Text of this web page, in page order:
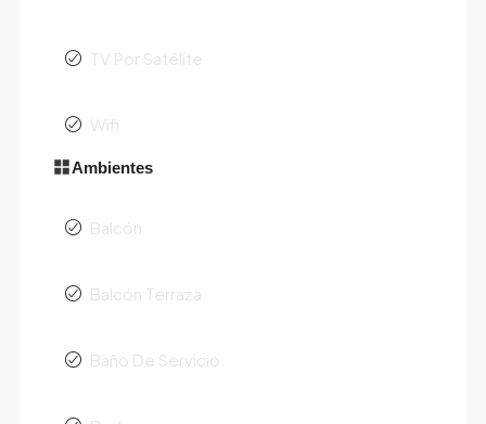
TV Por Satélite
Wifi
Ambientes
Balcón
Balcón Terraza
Baño De Servicio